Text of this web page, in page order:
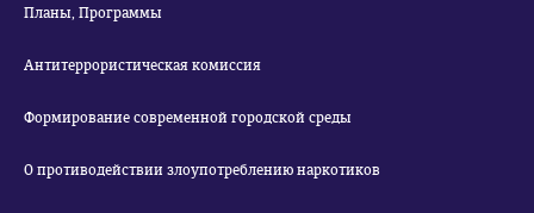
Планы, Программы
Антитеррористическая комиссия
Формирование современной городской среды
О противодействии злоупотреблению наркотиков